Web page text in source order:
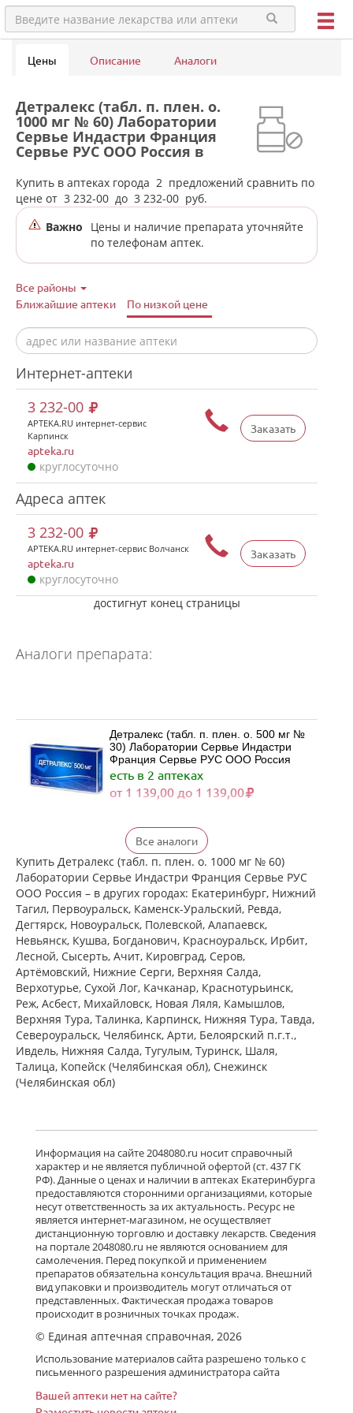
Цены Описание Аналоги
Детралекс (табл. п. плен. о.
1000 мг № 60) Лаборатории
Сервье Индастри Франция
Сервье РУС ООО Россия в
аптеках города Карпинска
Купить в аптеках города 2 предложений сравнить по
цене от 3 232-00 до 3 232-00 руб.
Важно
Цены и наличие препарата уточняйте
по телефонам аптек.
Все районы
Ближайшие аптеки
По низкой цене
Интернет-аптеки
Заказать
3 232-00
APTEKA.RU интернет-сервис
Карпинск
apteka.ru
круглосуточно
Адреса аптек
Заказать
3 232-00
APTEKA.RU интернет-сервис Волчанск
apteka.ru
круглосуточно
достигнут конец страницы
Аналоги препарата:
Детралекс (табл. п. плен. о. 500 мг №
30) Лаборатории Сервье Индастри
Франция Сервье РУС ООО Россия
есть в 2 аптеках
от 1 139,00 до 1 139,00
Детралекс (табл. п. плен. о. 500 мг №
60) Лаборатории Сервье Индастри
Франция Сервье РУС ООО Россия
есть в 2 аптеках
от 2 164,00 до 2 164,00
Венарус (табл. п. плен. о. 50 мг+450
мг № 30) Алиум АО (Московская
обл,.рп. Оболенск) Россия
есть в 2 аптеках
от 1 183,00 до 1 183,00
Венарус (табл. п. плен. о. 50 мг+450
мг № 60) Алиум АО (Московская
обл,.рп. Оболенск) Россия
есть в 2 аптеках
от 2 079,00 до 2 079,00
Детралекс (табл. п. плен. о. 1000 мг
№ 60) Лаборатории Сервье
Индастри Франция Сервье РУС ООО
Россия
есть в 2 аптеках
от 3 232,00 до 3 232,00
Флебавен (табл. п. плен. о. 500 мг №
32) КРКА-Рус ООО Россия
есть в 2 аптеках
от 920,00 до 920,00
Флебавен (табл. п. плен. о. 500 мг №
Нет в аптеках города
Все аналоги
Купить Детралекс (табл. п. плен. о. 1000 мг № 60)
Лаборатории Сервье Индастри Франция Сервье РУС
ООО Россия – в других городах: Екатеринбург, Нижний
Тагил, Первоуральск, Каменск-Уральский, Ревда,
Дегтярск, Новоуральск, Полевской, Алапаевск,
Невьянск, Кушва, Богданович, Красноуральск, Ирбит,
Лесной, Сысерть, Ачит, Кировград, Серов,
Артёмовский, Нижние Cерги, Верхняя Салда,
Верхотурье, Сухой Лог, Качканар, Краснотурьинск,
Реж, Асбест, Михайловск, Новая Ляля, Камышлов,
Верхняя Тура, Талинка, Карпинск, Нижняя Тура, Тавда,
Североуральск, Челябинск, Арти, Белоярский п.г.т.,
Ивдель, Нижняя Салда, Тугулым, Туринск, Шаля,
Талица, Копейск (Челябинская обл), Снежинск
(Челябинская обл)
Информация на сайте 2048080.ru носит справочный
характер и не является публичной офертой (ст. 437 ГК
РФ). Данные о ценах и наличии в аптеках Екатеринбурга
предоставляются сторонними организациями, которые
несут ответственность за их актуальность. Ресурс не
является интернет-магазином, не осуществляет
дистанционную торговлю и доставку лекарств. Сведения
на портале 2048080.ru не являются основанием для
самолечения. Перед покупкой и применением
препаратов обязательна консультация врача. Внешний
вид упаковки и производитель могут отличаться от
представленных. Фактическая продажа товаров
происходит в розничных точках продаж.
© Единая аптечная справочная, 2026
Использование материалов сайта разрешено только с
письменного разрешения администратора сайта
Вашей аптеки нет на сайте?